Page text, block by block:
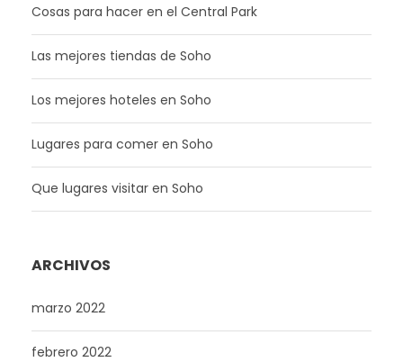
Cosas para hacer en el Central Park
Las mejores tiendas de Soho
Los mejores hoteles en Soho
Lugares para comer en Soho
Que lugares visitar en Soho
ARCHIVOS
marzo 2022
febrero 2022